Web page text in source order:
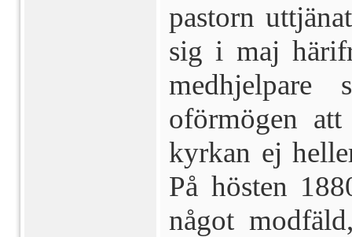
pastorn
sig i maj
oförmögen
kyr­kan ej
På hösten
något